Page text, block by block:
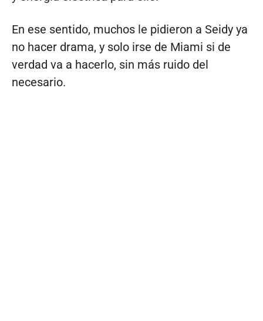
En ese sentido, muchos le pidieron a Seidy ya
no hacer drama, y solo irse de Miami si de
verdad va a hacerlo, sin más ruido del
necesario.